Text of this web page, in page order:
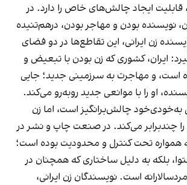
ایجاد چالش‌های خاص را دارد. در
نویسنده بودن و مهاجر بودن، درهم‌تنیده
زن ایرانی، این تقاطع‌ها در دو فضای
ایران، کشوری که زن بودن با تبعیض و
است، و مهاجرت به سرزمینی جدید؛ جایی
او را با موانعی جدید روبه‌رو می‌کند.
به‌خودی‌خود چالش‌برانگیز است، اما زن
چندبرابر می‌کند. در صنعت چاپ و نشر در
همواره تحت کنترل و محدودیت بوده‌ است؛
بلکه به دلیل ساختاری که همچنان در
است. نویسندگان زن ایرانی،